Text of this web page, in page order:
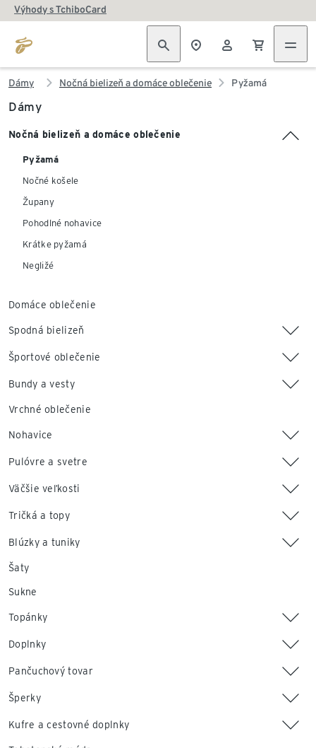
Výhody s TchiboCard
Dámy Nočná bielizeň a domáce oblečenie Pyžamá
Dámy
Nočná bielizeň a domáce oblečenie
Pyžamá
Nočné košele
Župany
Pohodlné nohavice
Krátke pyžamá
Negližé
Domáce oblečenie
Spodná bielizeň
Športové oblečenie
Bundy a vesty
Vrchné oblečenie
Nohavice
Pulóvre a svetre
Väčšie veľkosti
Tričká a topy
Blúzky a tuniky
Šaty
Sukne
Topánky
Doplnky
Pančuchový tovar
Šperky
Kufre a cestovné doplnky